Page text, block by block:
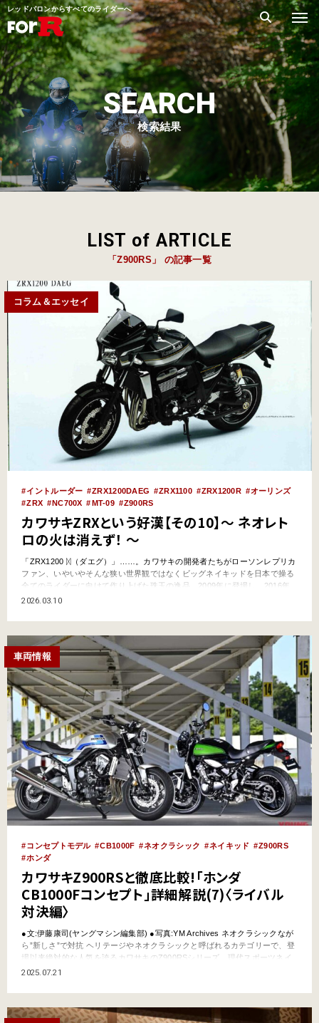
レッドバロンからすべてのライダーへ
SEARCH
検索結果
LIST of ARTICLE
「Z900RS」 の記事一覧
コラム＆エッセイ
イントルーダー ZRX1200DAEG ZRX1100 ZRX1200R
オーリンズ
ZRX
NC700X MT-09 Z900RS
カワサキZRXという好漢【その10】～ ネオレト
ロの火は消えず！ ～
「ZRX1200 ᛞ（ダエグ）」……。カワサキの開発者たちがローソンレプリカ
ファン、いやいやそんな狭い世界観ではなくビッグネイキッドを日本で操る
全てのライダーに向けて作り上げた珠玉の逸品。2009年に登場し、2016年
のファイナルエディションまで丸8年。大きな変更を受けることなく使命を
とい…
2026.03.10
車両情報
コンセプトモデル CB1000F ネオクラシック ネイキッド
Z900RS
ホンダ
カワサキZ900RSと徹底比較!「ホンダ
CB1000Fコンセプト」詳細解説(7)〈ライバル
対決編〉
●文:伊藤康司(ヤングマシン編集部) ●写真:YM Archives ネオクラシックなが
ら”新しさ”で対抗 ヘリテージやネオクラシックと呼ばれるカテゴリーで、登
場以来絶対的な人気を誇るカワサキのZ900RSシリーズ。現代スポーツネイ
キッドをベースに、名車Z1を絶妙にアレンジした“丸くてレトロ”なフォルム
果敢に挑むのが、…
2025.07.21